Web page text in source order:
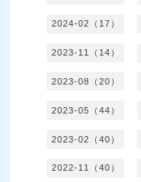
2024-02（17）
2023-11（14）
2023-08（20）
2023-05（44）
2023-02（40）
2022-11（40）